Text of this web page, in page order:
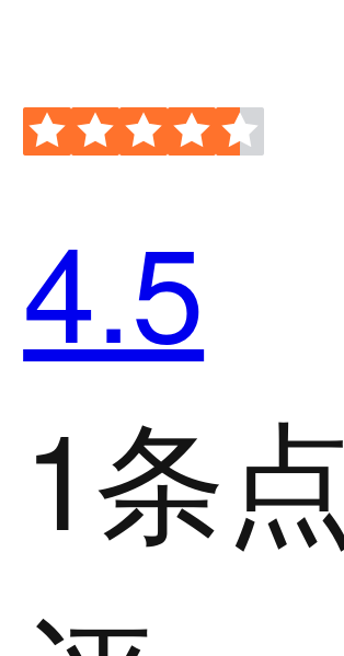
4.5
1条点